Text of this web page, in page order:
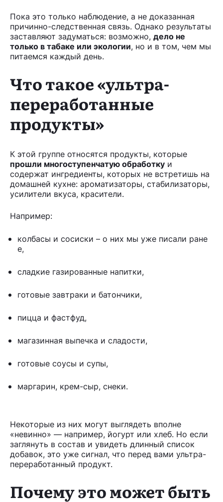
Пока это только наблюдение, а не доказанная
причинно-следственная связь. Однако результаты
заставляют задуматься: возможно, дело не
только в табаке или экологии, но и в том, чем мы
питаемся каждый день.
Что такое «ультра-
переработанные
продукты»
К этой группе относятся продукты, которые
прошли многоступенчатую обработку и
содержат ингредиенты, которых не встретишь на
домашней кухне: ароматизаторы, стабилизаторы,
усилители вкуса, красители.
Например:
колбасы и сосиски – о них мы уже писали ране
е,
сладкие газированные напитки,
готовые завтраки и батончики,
пицца и фастфуд,
магазинная выпечка и сладости,
готовые соусы и супы,
маргарин, крем-сыр, снеки.
Некоторые из них могут выглядеть вполне
«невинно» — например, йогурт или хлеб. Но если
заглянуть в состав и увидеть длинный список
добавок, это уже сигнал, что перед вами ультра-
переработанный продукт.
Почему это может быть